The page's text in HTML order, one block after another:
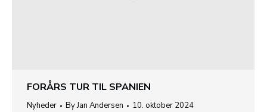
FORÅRS TUR TIL SPANIEN
Nyheder ByJan Andersen 10. oktober 2024